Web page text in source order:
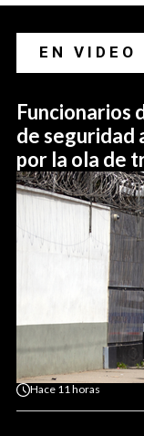
EN VIDEO
Funcionarios
de seguridad
por la ola de
Hace 11 horas